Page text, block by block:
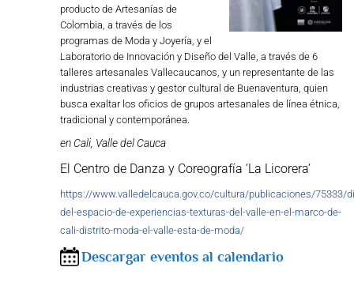
producto de Artesanías de
Colombia, a través de los
programas de Moda y Joyería, y el
Laboratorio de Innovación y Diseño del Valle, a través de 6
talleres artesanales Vallecaucanos, y un representante de las
industrias creativas y gestor cultural de Buenaventura, quien
busca exaltar los oficios de grupos artesanales de línea étnica,
tradicional y contemporánea.
en Cali, Valle del Cauca
El Centro de Danza y Coreografía ‘La Licorera’
https://www.valledelcauca.gov.co/cultura/publicaciones/75333/
del-espacio-de-experiencias-texturas-del-valle-en-el-marco-de-
cali-distrito-moda-el-valle-esta-de-moda/
Descargar eventos al calendario